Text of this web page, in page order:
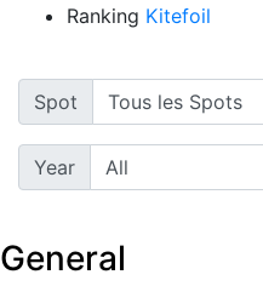
Ranking Kitefoil
Spot
Year
General